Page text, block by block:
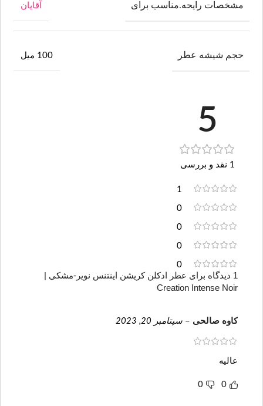
مشخصات رایحه.مناسب برای آقایان
حجم شیشه عطر 100 میل
5
1 نقد و بررسی
1
0
0
0
0
1 دیدگاه برای
عطر ادکلن کریشن اینتنس نویر-مشکی |
Creation Intense Noir
کاوه صالحی – سپتامبر 20, 2023
عالیه
0
0